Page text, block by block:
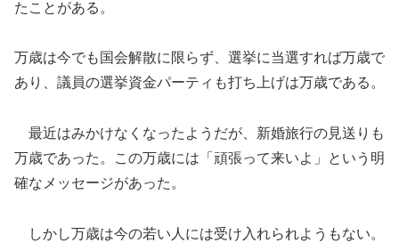
たことがある。
万歳は今でも国会解散に限らず、選挙に当選すれば万歳で
あり、議員の選挙資金パーティも打ち上げは万歳である。
最近はみかけなくなったようだが、新婚旅行の見送りも
万歳であった。この万歳には「頑張って来いよ」という明
確なメッセージがあった。
しかし万歳は今の若い人には受け入れられようもない。